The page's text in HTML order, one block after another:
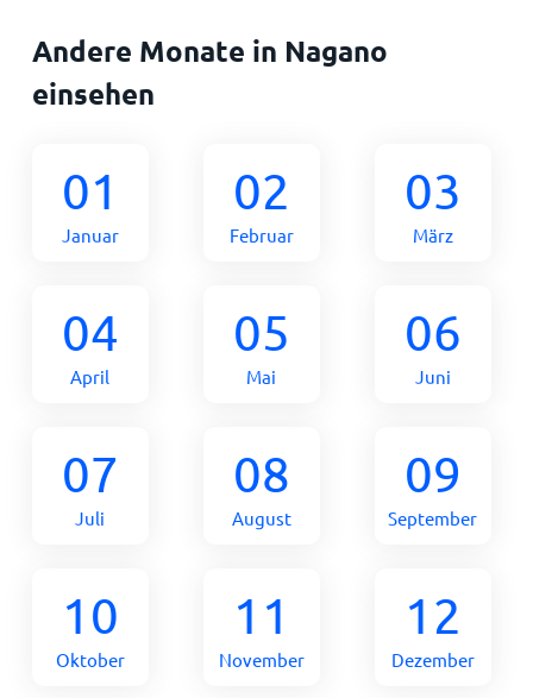
Andere Monate in Nagano
einsehen
01
Januar
02
Februar
03
März
04
April
05
Mai
06
Juni
07
Juli
08
August
09
September
10
Oktober
11
November
12
Dezember